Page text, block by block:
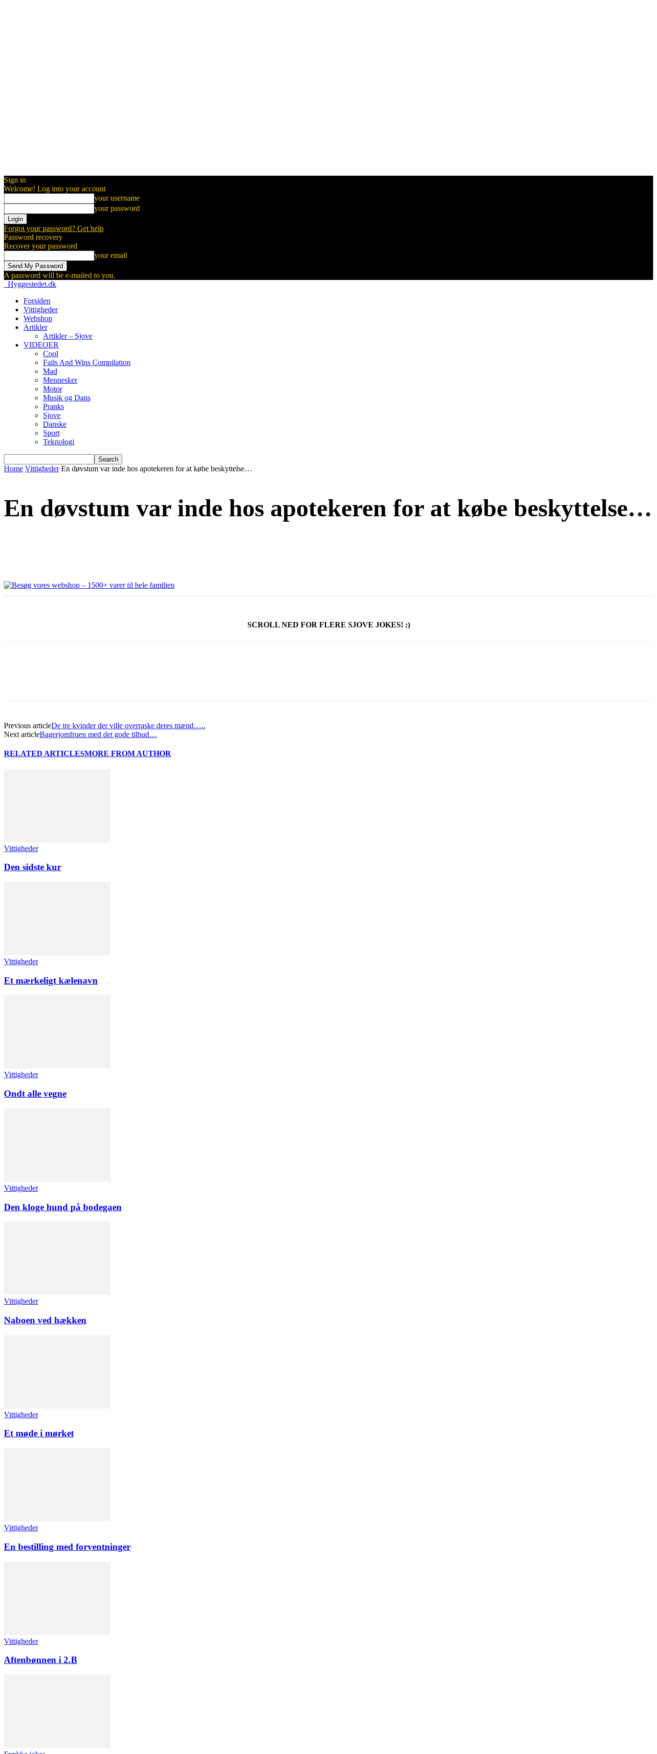
Sign in
Welcome! Log into your account
your username
your password
Forgot your password? Get help
Password recovery
Recover your password
your email
A password will be e-mailed to you.
Hyggestedet.dk
Forsiden
Vittigheder
Webshop
Artikler
Artikler – Sjove
VIDEOER
Cool
Fails And Wins Compilation
Mad
Mennesker
Motor
Musik og Dans
Pranks
Sjove
Danske
Sport
Teknologi
Home Vittigheder En døvstum var inde hos apotekeren for at købe beskyttelse…
En døvstum var inde hos apotekeren for at købe beskyttelse…
SCROLL NED FOR FLERE SJOVE JOKES! :)
Previous articleDe tre kvinder der ville overraske deres mænd…..
Next articleBagerjomfruen med det gode tilbud…
RELATED ARTICLESMORE FROM AUTHOR
Vittigheder
Den sidste kur
Vittigheder
Et mærkeligt kælenavn
Vittigheder
Ondt alle vegne
Vittigheder
Den kloge hund på bodegaen
Vittigheder
Naboen ved hækken
Vittigheder
Et møde i mørket
Vittigheder
En bestilling med forventninger
Vittigheder
Aftenbønnen i 2.B